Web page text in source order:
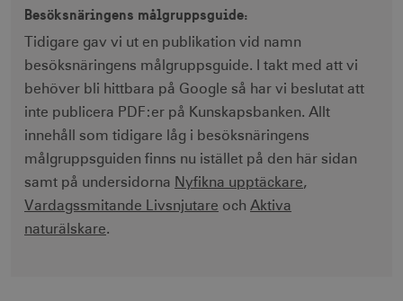
Besöksnäringens målgruppsguide:
Tidigare gav vi ut en publikation vid namn
besöksnäringens målgruppsguide. I takt med att vi
behöver bli hittbara på Google så har vi beslutat att
inte publicera PDF:er på Kunskapsbanken. Allt
innehåll som tidigare låg i besöksnäringens
målgruppsguiden finns nu istället på den här sidan
samt på undersidorna Nyfikna upptäckare,
Vardagssmitande Livsnjutare och Aktiva
naturälskare.